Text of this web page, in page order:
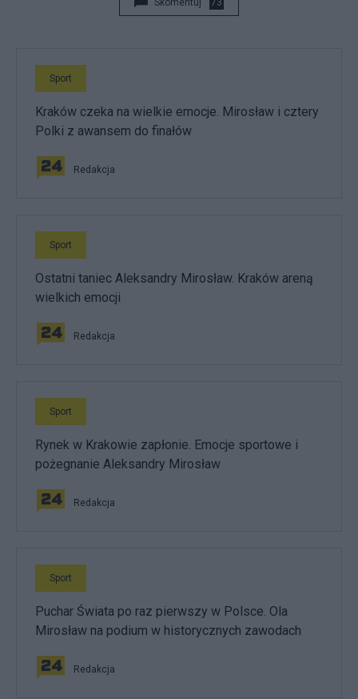
Skomentuj 73
Sport
Kraków czeka na wielkie emocje. Mirosław i cztery
Polki z awansem do finałów
Redakcja
Sport
Ostatni taniec Aleksandry Mirosław. Kraków areną
wielkich emocji
Redakcja
Sport
Rynek w Krakowie zapłonie. Emocje sportowe i
pożegnanie Aleksandry Mirosław
Redakcja
Sport
Puchar Świata po raz pierwszy w Polsce. Ola
Mirosław na podium w historycznych zawodach
Redakcja